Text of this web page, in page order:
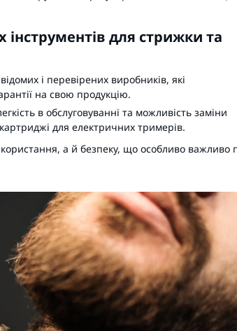
для стрижки та
і перевірених виробників, які
на свою продукцію.
в обслуговуванні та можливість заміни
для електричних тримерів.
а й безпеку, що особливо важливо